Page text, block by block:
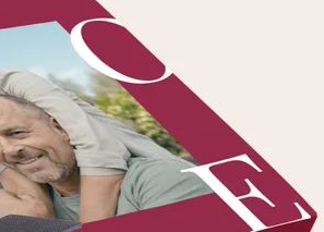
aller Länder, in die wir
einer Nachricht von Herzen. Kein